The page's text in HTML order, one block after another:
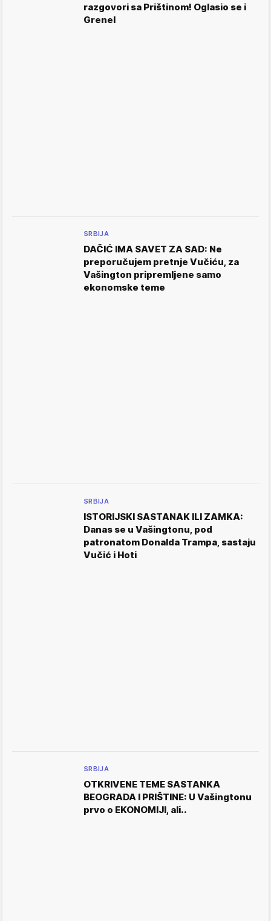
razgovori sa Prištinom! Oglasio se i
Grenel
SRBIJA
DAČIĆ IMA SAVET ZA SAD: Ne
preporučujem pretnje Vučiću, za
Vašington pripremljene samo
ekonomske teme
SRBIJA
ISTORIJSKI SASTANAK ILI ZAMKA:
Danas se u Vašingtonu, pod
patronatom Donalda Trampa, sastaju
Vučić i Hoti
SRBIJA
OTKRIVENE TEME SASTANKA
BEOGRADA I PRIŠTINE: U Vašingtonu
prvo o EKONOMIJI, ali..